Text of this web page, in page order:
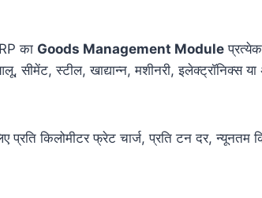
का Goods Management Module
सीमेंट, स्टील, खाद्यान्न, मशीनरी, इलेक्ट्रॉनिक्स
प्रति किलोमीटर फ्रेट चार्ज, प्रति टन दर, न्यूनतम